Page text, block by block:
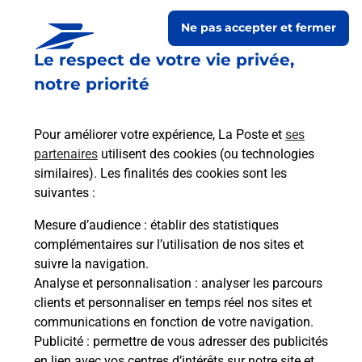
Le respect de votre vie privée,
notre priorité
Pour améliorer votre expérience, La Poste et ses
partenaires utilisent des cookies (ou technologies
similaires). Les finalités des cookies sont les
suivantes :
Mesure d’audience : établir des statistiques
complémentaires sur l’utilisation de nos sites et
suivre la navigation.
Analyse et personnalisation : analyser les parcours
clients et personnaliser en temps réel nos sites et
communications en fonction de votre navigation.
Publicité : permettre de vous adresser des publicités
Ne pas accepter et fermer
Boîte aux lettres La Poste
Prochaine collecte du courrier vendredi
08h00
3 Rue Des Tisserands
50750 Quibou
Itinéraire
Le lien s'ouvre dans un nouvel onglet